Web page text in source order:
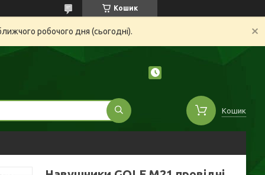
Кошик
робочого дня (сьогодні).
Кошик